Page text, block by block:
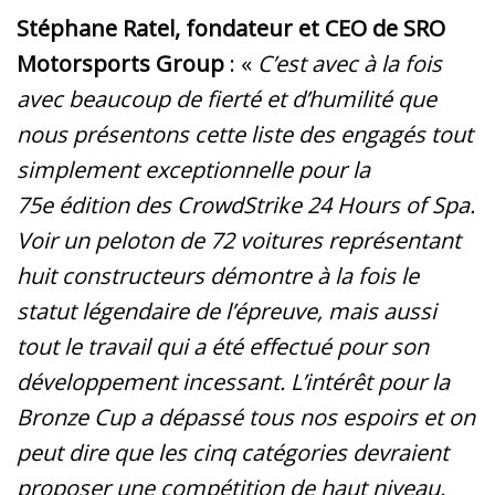
Stéphane Ratel, fondateur et CEO de SRO
Motorsports Group : « C’est avec à la fois
avec beaucoup de fierté et d’humilité que
nous présentons cette liste des engagés tout
simplement exceptionnelle pour la
75e édition des CrowdStrike 24 Hours of Spa.
Voir un peloton de 72 voitures représentant
huit constructeurs démontre à la fois le
statut légendaire de l’épreuve, mais aussi
tout le travail qui a été effectué pour son
développement incessant. L’intérêt pour la
Bronze Cup a dépassé tous nos espoirs et on
peut dire que les cinq catégories devraient
proposer une compétition de haut niveau.